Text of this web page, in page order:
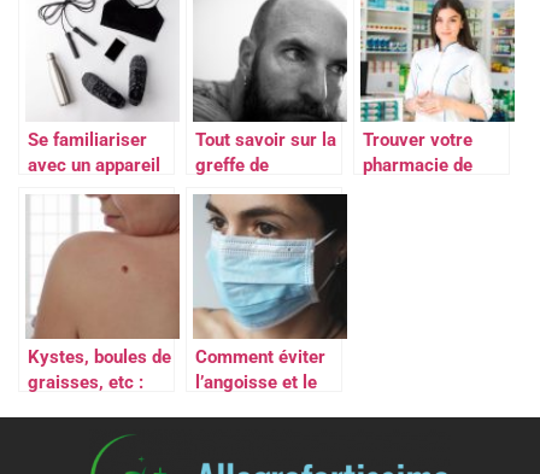
Se familiariser
avec un appareil
de
pressothérapie
Tout savoir sur la
greffe de
cheveux avec la
maison Lutétia
Trouver votre
pharmacie de
Kystes, boules de
graisses, etc :
nécessaire de
s’inquiéter ?
Comment éviter
l’angoisse et le